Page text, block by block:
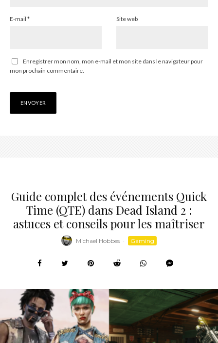
E-mail * Site web
Enregistrer mon nom, mon e-mail et mon site dans le navigateur pour
mon prochain commentaire.
Guide complet des événements Quick
Time (QTE) dans Dead Island 2 :
astuces et conseils pour les maîtriser
Michael Hobbes · Gaming